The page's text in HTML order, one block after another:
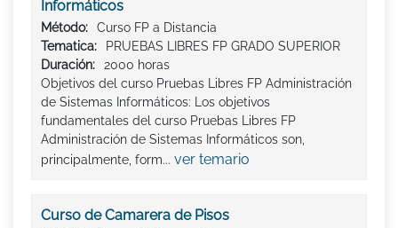
Informáticos
Método:
Curso FP a Distancia
Tematica:
PRUEBAS LIBRES FP GRADO SUPERIOR
Duración:
2000 horas
Objetivos del curso Pruebas Libres FP Administración
de Sistemas Informáticos: Los objetivos
fundamentales del curso Pruebas Libres FP
Administración de Sistemas Informáticos son,
principalmente, form... ver temario
Curso de Camarera de Pisos